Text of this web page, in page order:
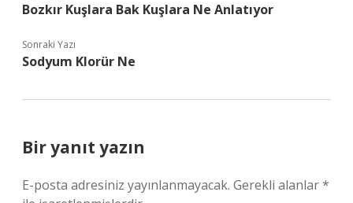
Bozkır Kuşlara Bak Kuşlara Ne Anlatıyor
Sonraki Yazı
Sodyum Klorür Ne
Bir yanıt yazın
E-posta adresiniz yayınlanmayacak. Gerekli alanlar*